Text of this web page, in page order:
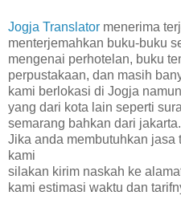
Jogja Translator menerima
menterjemahkan buku-buku
mengenai perhotelan, buku
perpustakaan, dan masih
kami berlokasi di Jogja
yang dari kota lain seperti
semarang bahkan dari jakarta.
Jika anda membutuhkan jasa
kami
silakan kirim naskah ke
kami estimasi waktu dan